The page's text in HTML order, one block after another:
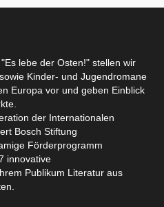
lebe der Osten!" stellen wir
Kinder- und Jugendromane
Europa vor und geben Einblick
der Internationalen
Bosch Stiftung
Förderprogramm
innovative
Publikum Literatur aus